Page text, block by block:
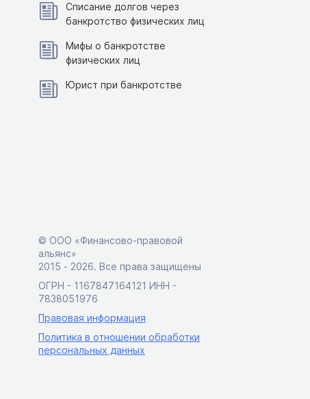
Списание долгов через
банкротство физических лиц
Мифы о банкротстве
физических лиц
Юрист при банкротстве
© ООО «Финансово-правовой
альянс»
2015 ‑ 2026. Все права защищены
ОГРН - 1167847164121 ИНН -
7838051976
Правовая информация
Политика в отношении обработки
персональных данных